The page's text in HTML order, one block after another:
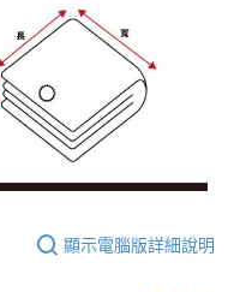
顯示電腦版詳細說明